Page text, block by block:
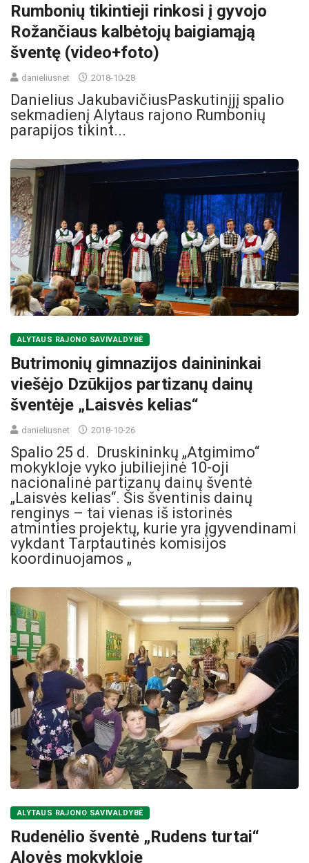
Rumbonių tikintieji rinkosi į gyvojo
Rožančiaus kalbėtojų baigiamąją
šventę (video+foto)
danieliusnet 2018-10-28
Danielius JakubavičiusPaskutinįjį spalio
sekmadienį Alytaus rajono Rumbonių
parapijos tikint...
ALYTAUS RAJONO SAVIVALDYBĖ
Butrimonių gimnazijos dainininkai
viešėjo Dzūkijos partizanų dainų
šventėje „Laisvės kelias“
danieliusnet 2018-10-26
Spalio 25 d. Druskininkų „Atgimimo“
mokykloje vyko jubiliejinė 10-oji
nacionalinė partizanų dainų šventė
„Laisvės kelias“. Šis šventinis dainų
renginys – tai vienas iš istorinės
atminties projektų, kurie yra įgyvendinami
vykdant Tarptautinės komisijos
koordinuojamos „
ALYTAUS RAJONO SAVIVALDYBĖ
Rudenėlio šventė „Rudens turtai“
Alovės mokykloje